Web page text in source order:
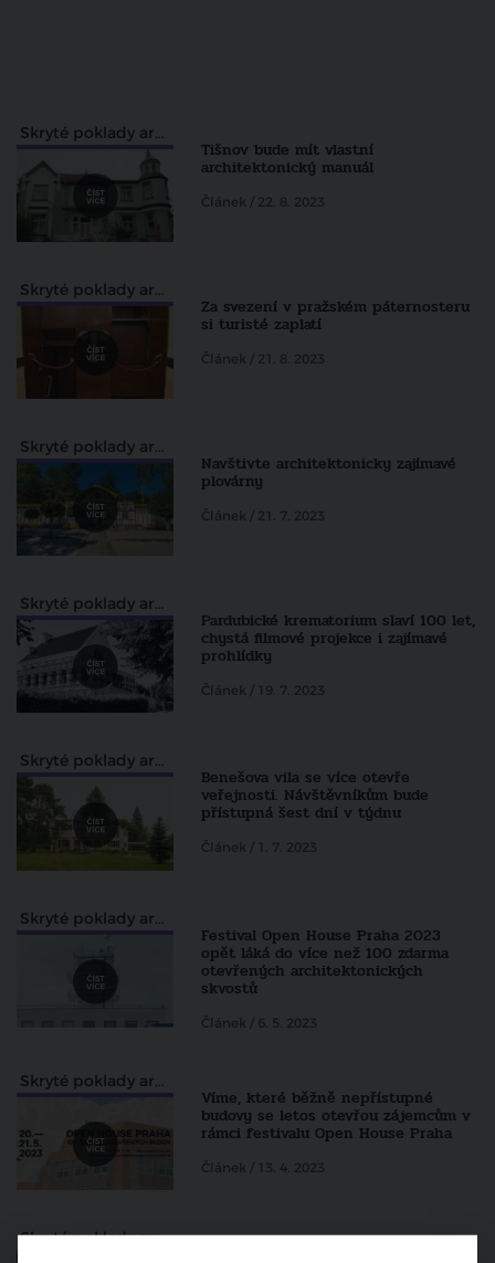
Skryté poklady architektury pohledem Zdeňka Lukeše
Tišnov bude mít vlastní
architektonický manuál
Článek / 22. 8. 2023
Skryté poklady architektury pohledem Zdeňka Lukeše
Za svezení v pražském páternosteru
si turisté zaplatí
Článek / 21. 8. 2023
Skryté poklady architektury pohledem Zdeňka Lukeše
Navštivte architektonicky zajímavé
plovárny
Článek / 21. 7. 2023
Skryté poklady architektury pohledem Zdeňka Lukeše
Pardubické krematorium slaví 100 let,
chystá filmové projekce i zajímavé
prohlídky
Článek / 19. 7. 2023
Skryté poklady architektury pohledem Zdeňka Lukeše
Benešova vila se více otevře
veřejnosti. Návštěvníkům bude
přístupná šest dní v týdnu
Článek / 1. 7. 2023
Skryté poklady architektury pohledem Zdeňka Lukeše
Festival Open House Praha 2023
opět láká do více než 100 zdarma
otevřených architektonických
skvostů
Článek / 6. 5. 2023
Skryté poklady architektury pohledem Zdeňka Lukeše
Víme, které běžně nepřístupné
budovy se letos otevřou zájemcům v
rámci festivalu Open House Praha
Článek / 13. 4. 2023
Skryté poklady architektury pohledem Zdeňka Lukeše